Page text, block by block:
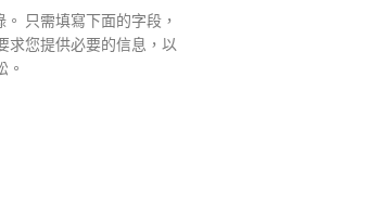
只需填寫下面的字段，
求您提供必要的信息，以
。